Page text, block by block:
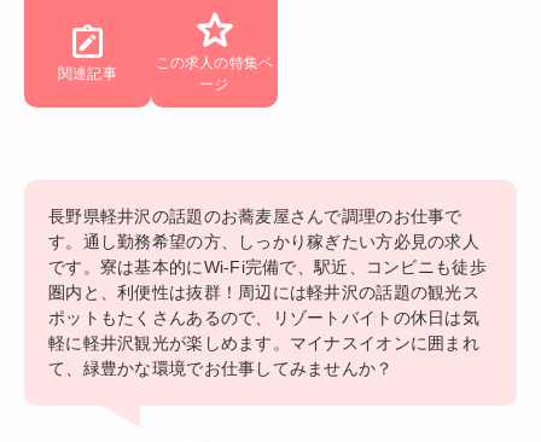
関連記事
この求人の特集ペ
ージ
長野県軽井沢の話題のお蕎麦屋さんで調理のお仕事で
す。通し勤務希望の方、しっかり稼ぎたい方必見の求人
です。寮は基本的にWi-Fi完備で、駅近、コンビニも徒歩
圏内と、利便性は抜群！周辺には軽井沢の話題の観光ス
ポットもたくさんあるので、リゾートバイトの休日は気
軽に軽井沢観光が楽しめます。マイナスイオンに囲まれ
て、緑豊かな環境でお仕事してみませんか？